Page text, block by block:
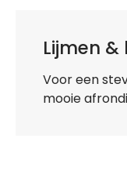
Lijmen &
Voor een
mooie